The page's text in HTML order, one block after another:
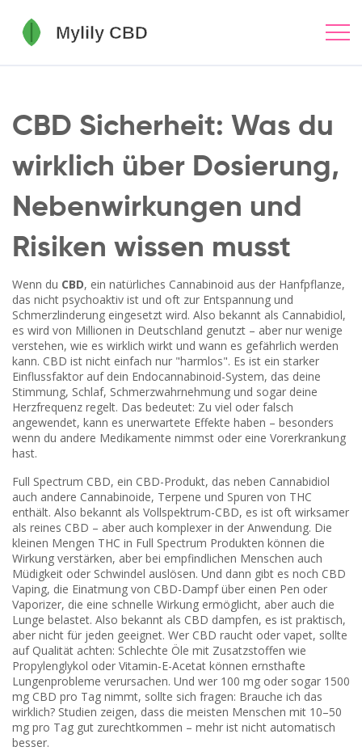
CBD Sicherheit: Was du
wirklich über Dosierung,
Nebenwirkungen und
Risiken wissen musst
Wenn du CBD, ein natürliches Cannabinoid aus der Hanfpflanze,
das nicht psychoaktiv ist und oft zur Entspannung und
Schmerzlinderung eingesetzt wird. Also bekannt als Cannabidiol,
es wird von Millionen in Deutschland genutzt – aber nur wenige
verstehen, wie es wirklich wirkt und wann es gefährlich werden
kann. CBD ist nicht einfach nur "harmlos". Es ist ein starker
Einflussfaktor auf dein Endocannabinoid-System, das deine
Stimmung, Schlaf, Schmerzwahrnehmung und sogar deine
Herzfrequenz regelt. Das bedeutet: Zu viel oder falsch
angewendet, kann es unerwartete Effekte haben – besonders
wenn du andere Medikamente nimmst oder eine Vorerkrankung
hast.
Full Spectrum CBD, ein CBD-Produkt, das neben Cannabidiol
auch andere Cannabinoide, Terpene und Spuren von THC
enthält. Also bekannt als Vollspektrum-CBD, es ist oft wirksamer
als reines CBD – aber auch komplexer in der Anwendung. Die
kleinen Mengen THC in Full Spectrum Produkten können die
Wirkung verstärken, aber bei empfindlichen Menschen auch
Müdigkeit oder Schwindel auslösen. Und dann gibt es noch CBD
Vaping, die Einatmung von CBD-Dampf über einen Pen oder
Vaporizer, die eine schnelle Wirkung ermöglicht, aber auch die
Lunge belastet. Also bekannt als CBD dampfen, es ist praktisch,
aber nicht für jeden geeignet. Wer CBD raucht oder vapet, sollte
auf Qualität achten: Schlechte Öle mit Zusatzstoffen wie
Propylenglykol oder Vitamin-E-Acetat können ernsthafte
Lungenprobleme verursachen. Und wer 100 mg oder sogar 1500
mg CBD pro Tag nimmt, sollte sich fragen: Brauche ich das
wirklich? Studien zeigen, dass die meisten Menschen mit 10–50
mg pro Tag gut zurechtkommen – mehr ist nicht automatisch
besser.